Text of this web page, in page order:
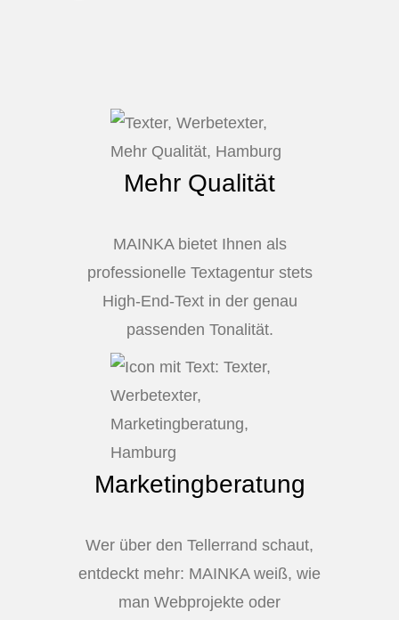
Mehr Qualität
MAINKA bietet Ihnen als
professionelle Textagentur stets
High-End-Text in der genau
passenden Tonalität.
Marketingberatung
Wer über den Tellerrand schaut,
entdeckt mehr: MAINKA weiß, wie
man Webprojekte oder